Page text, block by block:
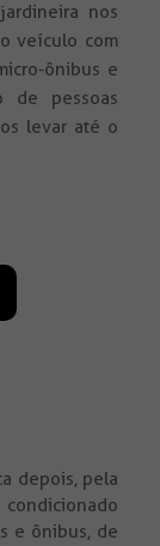
nos
veículo com
ônibus e
pessoas
levar até o
depois, pela
e ônibus, de